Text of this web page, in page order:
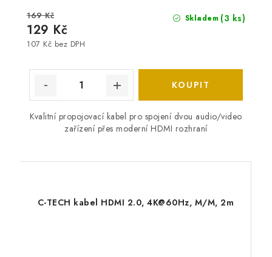
Skladem (3 ks)
107 Kč bez DPH
129 Kč
169 Kč
Kvalitní propojovací kabel pro spojení dvou audio/video
zařízení přes moderní HDMI rozhraní
C-TECH kabel HDMI 2.0, 4K@60Hz, M/M, 2m